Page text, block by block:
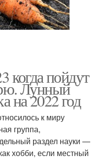
когда пойдут
Лунный
на 2022 год
к миру
группа,
раздел науки —
хобби, если местный